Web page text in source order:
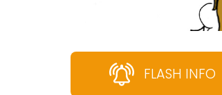
FLASH INFO